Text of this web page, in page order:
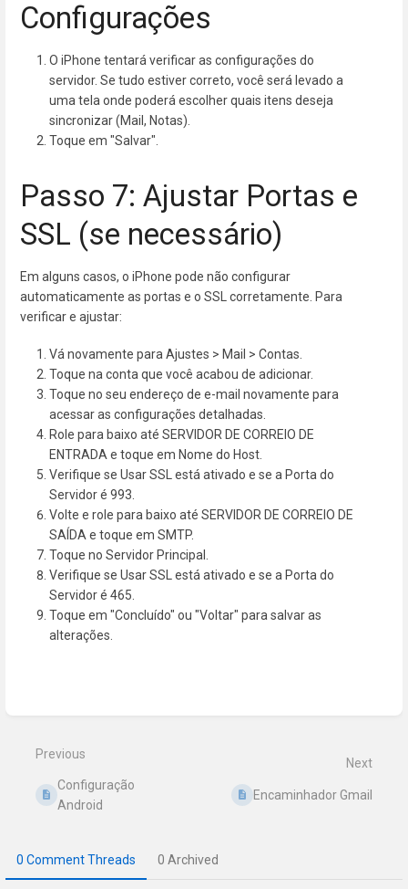
Configurações
O iPhone tentará verificar as configurações do
servidor. Se tudo estiver correto, você será levado a
uma tela onde poderá escolher quais itens deseja
sincronizar (Mail, Notas).
Toque em "Salvar".
Passo 7: Ajustar Portas e
SSL (se necessário)
Em alguns casos, o iPhone pode não configurar
automaticamente as portas e o SSL corretamente. Para
verificar e ajustar:
Vá novamente para Ajustes > Mail > Contas.
Toque na conta que você acabou de adicionar.
Toque no seu endereço de e-mail novamente para
acessar as configurações detalhadas.
Role para baixo até SERVIDOR DE CORREIO DE
ENTRADA e toque em Nome do Host.
Verifique se Usar SSL está ativado e se a Porta do
Servidor é 993.
Volte e role para baixo até SERVIDOR DE CORREIO DE
SAÍDA e toque em SMTP.
Toque no Servidor Principal.
Verifique se Usar SSL está ativado e se a Porta do
Servidor é 465.
Toque em "Concluído" ou "Voltar" para salvar as
alterações.
mode
Previous
Configuração
Android
Next
Encaminhador Gmail
0 Comment Threads 0 Archived